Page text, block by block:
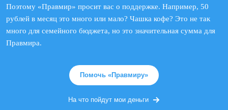
Поэтому «Правмир» просит вас о поддержке. Например, 50
рублей в месяц это много или мало? Чашка кофе? Это не так
много для семейного бюджета, но это значительная сумма для
Правмира.
Помочь «Правмиру»
На что пойдут мои деньги